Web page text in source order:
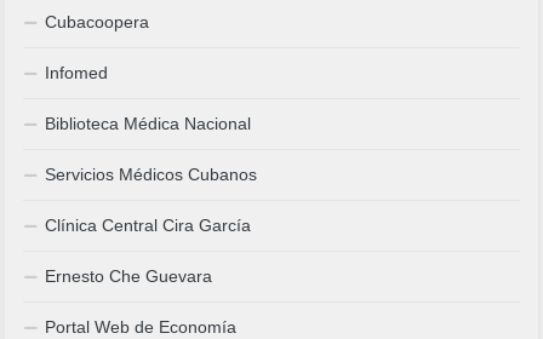
Cubacoopera
Infomed
Biblioteca Médica Nacional
Servicios Médicos Cubanos
Clínica Central Cira García
Ernesto Che Guevara
Portal Web de Economía